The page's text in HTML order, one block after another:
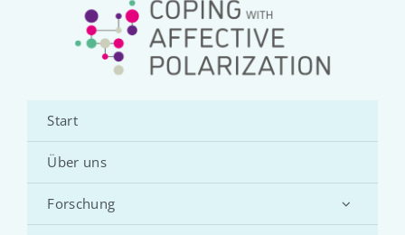
Start
Über uns
Forschung